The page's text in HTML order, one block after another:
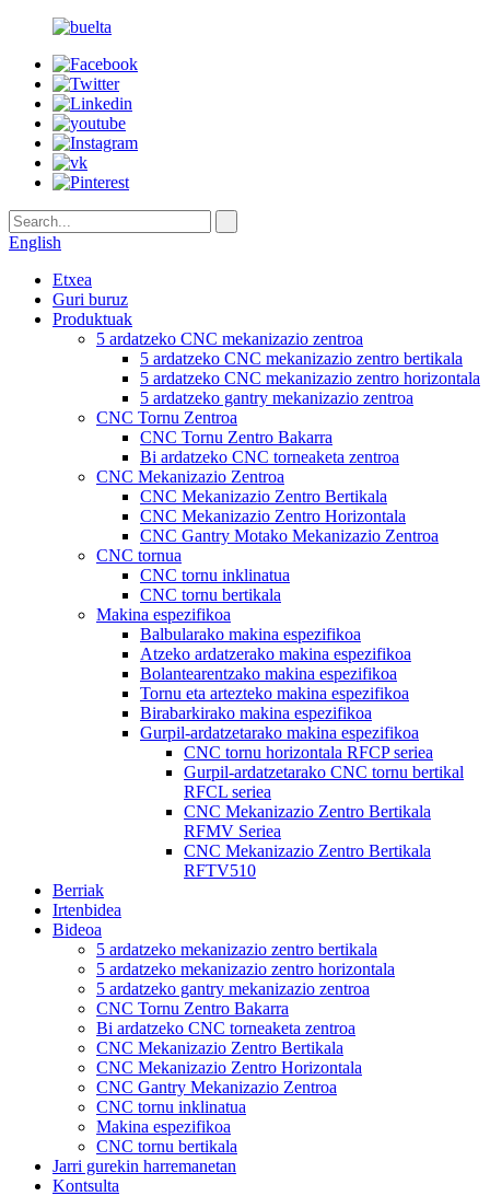
English
Etxea
Guri buruz
Produktuak
5 ardatzeko CNC mekanizazio zentroa
5 ardatzeko CNC mekanizazio zentro bertikala
5 ardatzeko CNC mekanizazio zentro horizontala
5 ardatzeko gantry mekanizazio zentroa
CNC Tornu Zentroa
CNC Tornu Zentro Bakarra
Bi ardatzeko CNC torneaketa zentroa
CNC Mekanizazio Zentroa
CNC Mekanizazio Zentro Bertikala
CNC Mekanizazio Zentro Horizontala
CNC Gantry Motako Mekanizazio Zentroa
CNC tornua
CNC tornu inklinatua
CNC tornu bertikala
Makina espezifikoa
Balbularako makina espezifikoa
Atzeko ardatzerako makina espezifikoa
Bolantearentzako makina espezifikoa
Tornu eta artezteko makina espezifikoa
Birabarkirako makina espezifikoa
Gurpil-ardatzetarako makina espezifikoa
CNC tornu horizontala RFCP seriea
Gurpil-ardatzetarako CNC tornu bertikal
RFCL seriea
CNC Mekanizazio Zentro Bertikala
RFMV Seriea
CNC Mekanizazio Zentro Bertikala
RFTV510
Berriak
Irtenbidea
Bideoa
5 ardatzeko mekanizazio zentro bertikala
5 ardatzeko mekanizazio zentro horizontala
5 ardatzeko gantry mekanizazio zentroa
CNC Tornu Zentro Bakarra
Bi ardatzeko CNC torneaketa zentroa
CNC Mekanizazio Zentro Bertikala
CNC Mekanizazio Zentro Horizontala
CNC Gantry Mekanizazio Zentroa
CNC tornu inklinatua
Makina espezifikoa
CNC tornu bertikala
Jarri gurekin harremanetan
Kontsulta